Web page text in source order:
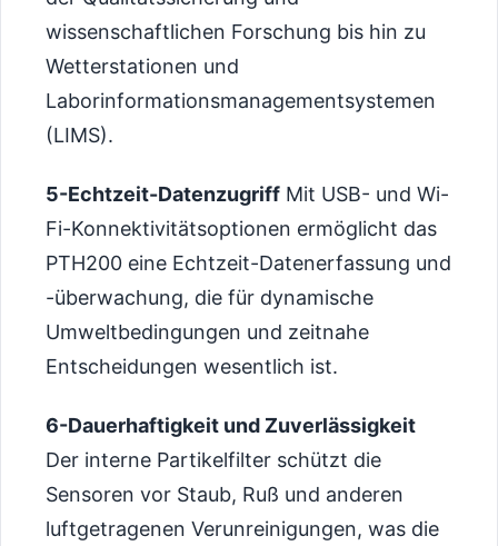
wissenschaftlichen Forschung bis hin zu
Wetterstationen und
Laborinformationsmanagementsystemen
(LIMS).
5-Echtzeit-Datenzugriff Mit USB- und Wi-
Fi-Konnektivitätsoptionen ermöglicht das
PTH200 eine Echtzeit-Datenerfassung und
-überwachung, die für dynamische
Umweltbedingungen und zeitnahe
Entscheidungen wesentlich ist.
6-Dauerhaftigkeit und Zuverlässigkeit
Der interne Partikelfilter schützt die
Sensoren vor Staub, Ruß und anderen
luftgetragenen Verunreinigungen, was die